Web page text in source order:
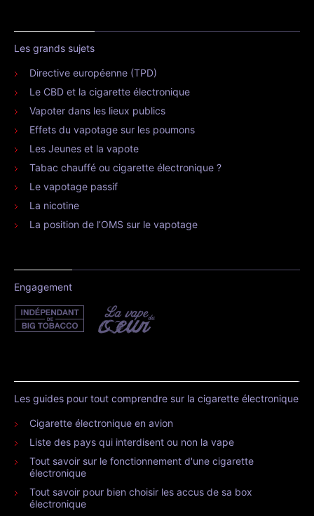
Les grands sujets
Directive européenne (TPD)
Le CBD et la cigarette électronique
Vapoter dans les lieux publics
Effets du vapotage sur les poumons
Les Jeunes et la vapote
Tabac chauffé ou cigarette électronique ?
Le vapotage passif
La nicotine
La position de l’OMS sur le vapotage
Engagement
Les guides pour tout comprendre sur la cigarette électronique
Cigarette électronique en avion
Liste des pays qui interdisent ou non la vape
Tout savoir sur le fonctionnement d'une cigarette
électronique
Tout savoir pour bien choisir les accus de sa box
électronique